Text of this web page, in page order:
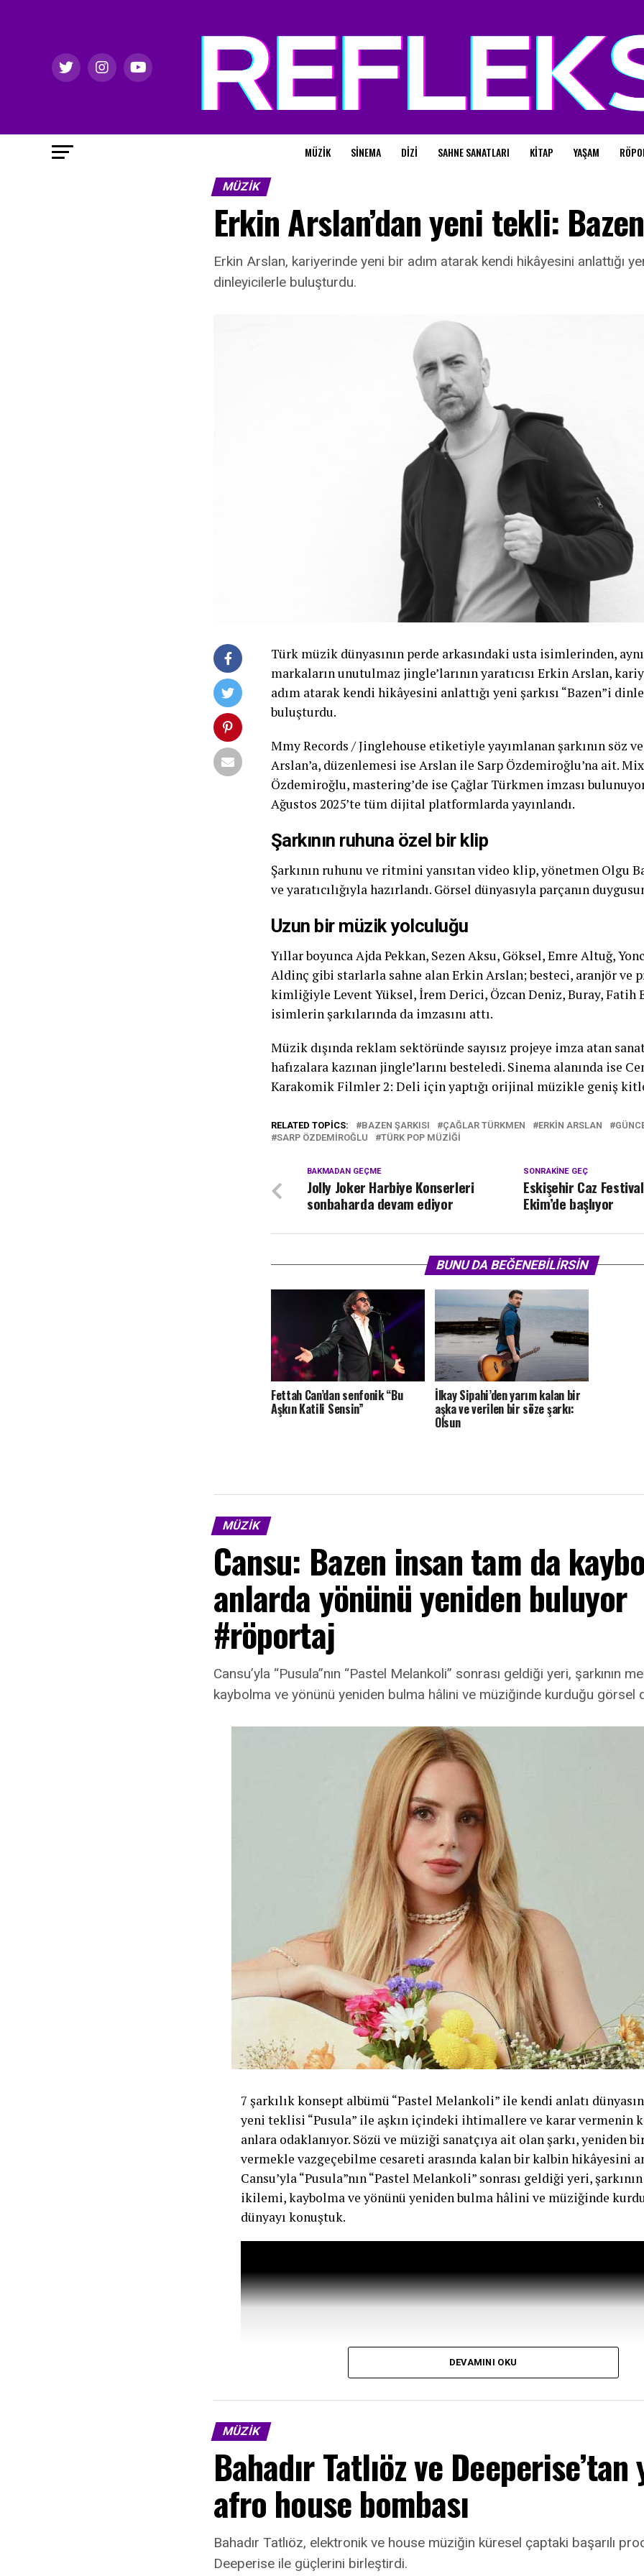
MÜZIK SINEMA DIZI SAHNE SANATLARI KITAP YAŞAM
MÜZIK
Erkin Arslan’dan yeni tekli: Bazen
Erkin Arslan, kariyerinde yeni bir adım atarak kendi hikâyesini anlattığı
dinleyicilerle buluşturdu.
Türk müzik dünyasının perde arkasındaki usta isimlerinden,
markaların unutulmaz jingle’larının yaratıcısı Erkin Arslan,
adım atarak kendi hikâyesini anlattığı yeni şarkısı “Bazen”i
buluşturdu.
Mmy Records / Jinglehouse etiketiyle yayımlanan şarkının söz
Arslan’a, düzenlemesi ise Arslan ile Sarp Özdemiroğlu’na ait.
Özdemiroğlu, mastering’de ise Çağlar Türkmen imzası
Ağustos 2025’te tüm dijital platformlarda yayınlandı.
Şarkının ruhuna özel bir klip
Şarkının ruhunu ve ritmini yansıtan video klip, yönetmen Olgu
ve yaratıcılığıyla hazırlandı. Görsel dünyasıyla parçanın
Uzun bir müzik yolculuğu
Yıllar boyunca Ajda Pekkan, Sezen Aksu, Göksel, Emre Altuğ,
Aldinç gibi starlarla sahne alan Erkin Arslan; besteci, aranjör ve
kimliğiyle Levent Yüksel, İrem Derici, Özcan Deniz, Buray, Fatih
isimlerin şarkılarında da imzasını attı.
Müzik dışında reklam sektöründe sayısız projeye imza atan
hafızalara kazınan jingle’larını besteledi. Sinema alanında ise
Karakomik Filmler 2: Deli için yaptığı orijinal müzikle geniş
RELATED TOPICS: BAZEN ŞARKISI ÇAĞLAR TÜRKMEN ERKIN ARSLAN
SARP ÖZDEMIROĞLU
TÜRK POP MÜZIĞI
SONRAKINE GEÇ
Eskişehir Caz
Ekim’de başlıyor
BAKMADAN GEÇME
Jolly Joker Harbiye Konserleri
sonbaharda devam ediyor
BUNU DA BEĞENEBILIRSIN
Fettah Can’dan senfonik “Bu
Aşkın Katili Sensin”
İlkay Sipahi’den yarım kalan bir
aşka ve verilen bir söze şarkı:
Olsun
MÜZIK
Cansu: Bazen insan tam da
anlarda yönünü yeniden buluyor
#röportaj
Cansu’yla “Pusula”nın “Pastel Melankoli” sonrası geldiği yeri, şarkının
kaybolma ve yönünü yeniden bulma hâlini ve müziğinde kurduğu görsel
7 şarkılık konsept albümü “Pastel Melankoli” ile kendi anlatı
yeni teklisi “Pusula” ile aşkın içindeki ihtimallere ve karar vermenin
anlara odaklanıyor. Sözü ve müziği sanatçıya ait olan şarkı, yeniden
vermekle vazgeçebilme cesareti arasında kalan bir kalbin hikâyesini
Cansu’yla “Pusula”nın “Pastel Melankoli” sonrası geldiği yeri,
ikilemi, kaybolma ve yönünü yeniden bulma hâlini ve müziğinde
dünyayı konuştuk.
DEVAMINI OKU
MÜZIK
Bahadır Tatlıöz ve Deeperise’tan
afro house bombası
Bahadır Tatlıöz, elektronik ve house müziğin küresel çaptaki başarılı
Deeperise ile güçlerini birleştirdi.